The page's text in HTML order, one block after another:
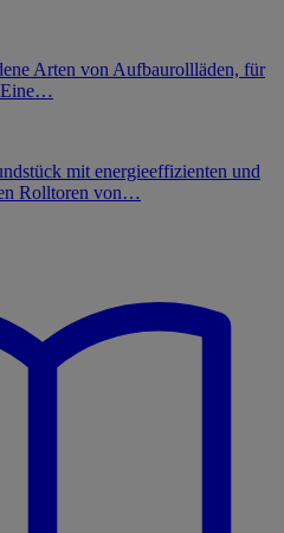
Arten von Aufbaurollläden, für
Eine…
mit energieeffizienten und
Rolltoren von…